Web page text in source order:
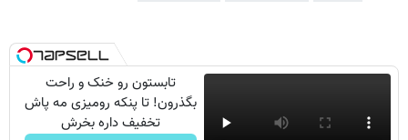
تابستون رو خنک و راحت
بگذرون! تا پنکه رومیزی مه پاش
تخفیف داره بخرش